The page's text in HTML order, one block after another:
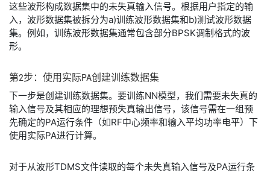
​这些波形构成数据集中的未失真输入信号。根据用户指定的输
入，波形数据集被拆分为a)训练波形数据集和b)测试波形数据
集。例如，训练波形数据集通常包含部分BPSK调制格式的波
形。
​第2步： 使用 实际PA创建训练数据集
​下一步是创建训练数据集。要训练NN模型，我们需要未失真的
输入信号及其相应的理想预失真输出信号，该信号需在一组预
先确定的PA运行条件（如RF中心频率和输入平均功率电平）下
使用实际PA进行计算。
​对于从波形TDMS文件读取的每个未失真输入信号及PA运行条